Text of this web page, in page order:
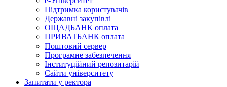
Підтримка користувачів
Державні закупівлі
ОЩАДБАНК оплата
ПРИВАТБАНК оплата
Поштовий сервер
Програмне забезпечення
Інституційний репозитарій
Сайти університету
Запитати у ректора